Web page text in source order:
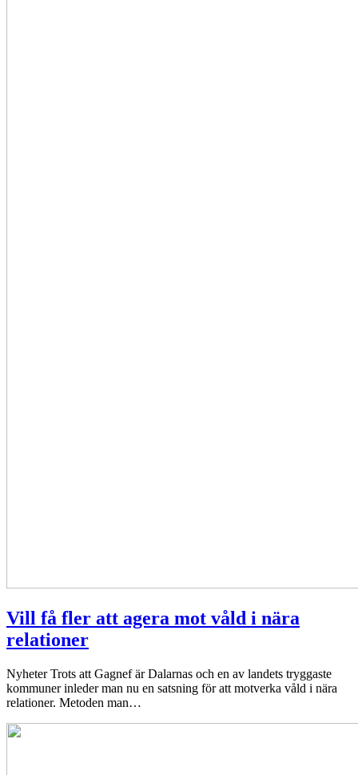
Vill få fler att agera mot våld i nära
relationer
Nyheter Trots att Gagnef är Dalarnas och en av landets tryggaste
kommuner inleder man nu en satsning för att motverka våld i nära
relationer. Metoden man…